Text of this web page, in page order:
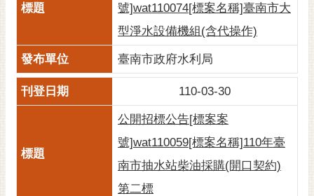
號]wat110074[標案名稱]臺南市大
型淨水設備機組(含代操作)
臺南市政府水利局
110-03-30
公開招標公告[標案案
號]wat110059[標案名稱]110年臺
南市抽水站柴油採購(開口契約)
第二標